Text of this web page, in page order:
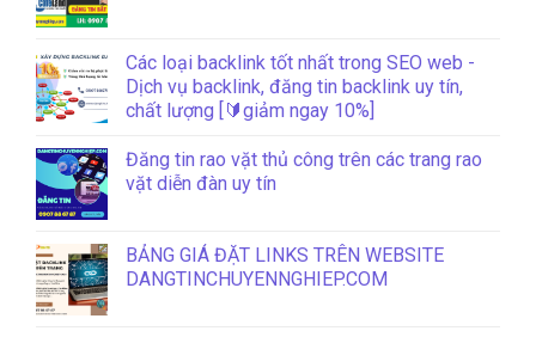
Các loại backlink tốt nhất trong SEO web -
Dịch vụ backlink, đăng tin backlink uy tín,
chất lượng [🔰giảm ngay 10%]
Đăng tin rao vặt thủ công trên các trang rao
vặt diễn đàn uy tín
BẢNG GIÁ ĐẶT LINKS TRÊN WEBSITE
DANGTINCHUYENNGHIEP.COM